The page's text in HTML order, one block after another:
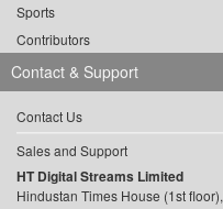
Sports
Contributors
Contact & Support
Contact Us
Sales and Support
HT Digital Streams Limited
Hindustan Times House (1st floor),